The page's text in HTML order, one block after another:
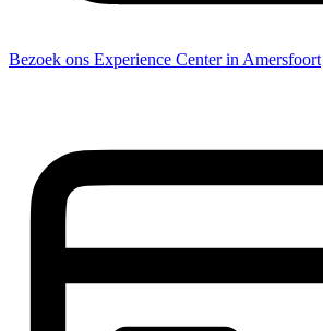
Bezoek ons Experience Center in Amersfoort